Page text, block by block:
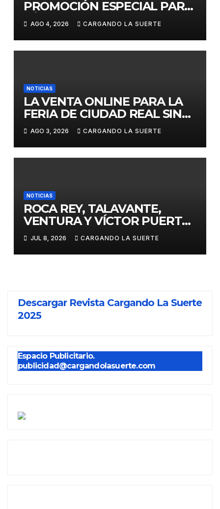
PROMOCIÓN ESPECIAL PARA
JÓVENES MENORES DE 25
AÑOS EN LAS DOS GRANDES
CITAS DEL ABONO
AGO 4, 2026 CARGANDO LA SUERTE
NOTICIAS
LA VENTA ONLINE PARA LA
FERIA DE CIUDAD REAL SIN
GASTOS DE GESTION HASTA
EL DOMINGO
AGO 3, 2026 CARGANDO LA SUERTE
NOTICIAS
ROCA REY, TALAVANTE,
VENTURA Y VÍCTOR PUERTO,
EJES DE LA FERIA TAURINA
VIRGEN DEL PRADO 2026
JUL 8, 2026 CARGANDO LA SUERTE
Descargar Revista Cargando La Suerte
2025
Espacio Publicitario.
publicidad@cargandolasuerte.com